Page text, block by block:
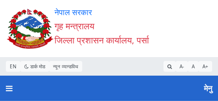
Accessibility
Mode
सुरु
गर्नुहोस्
सामाग्री
पढ्नुहाेस्
नेभिगेसन
पढ्नुहाेस्
वेबसाइट
खोजमा
जानुहोस्
नेपाल सरकार
गृह मन्त्रालय
जिल्ला प्रशासन कार्यालय, पर्सा
EN डार्क मोड न्यून व्यान्डविथ A- A A+
मेनु